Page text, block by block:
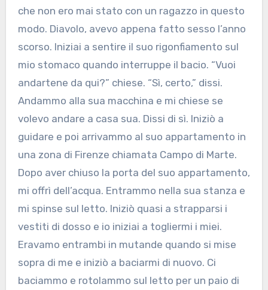
che non ero mai stato con un ragazzo in questo
modo. Diavolo, avevo appena fatto sesso l’anno
scorso. Iniziai a sentire il suo rigonfiamento sul
mio stomaco quando interruppe il bacio. “Vuoi
andartene da qui?” chiese. “Sì, certo,” dissi.
Andammo alla sua macchina e mi chiese se
volevo andare a casa sua. Dissi di sì. Iniziò a
guidare e poi arrivammo al suo appartamento in
una zona di Firenze chiamata Campo di Marte.
Dopo aver chiuso la porta del suo appartamento,
mi offrì dell’acqua. Entrammo nella sua stanza e
mi spinse sul letto. Iniziò quasi a strapparsi i
vestiti di dosso e io iniziai a togliermi i miei.
Eravamo entrambi in mutande quando si mise
sopra di me e iniziò a baciarmi di nuovo. Ci
baciammo e rotolammo sul letto per un paio di